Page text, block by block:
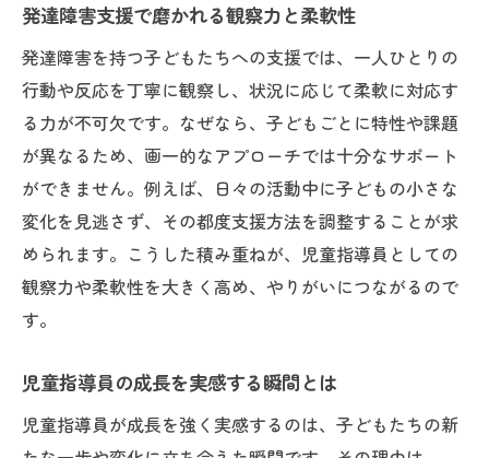
やりがいを感じる瞬間とその裏側にある努
力
放課後等デイサービスでの小さな達成感の
積み重ね
発達障害支援で見える子どもの成長の軌跡
児童指導員ならではのやりがいと魅力の発
見
子ども一人ひとりと向き合う毎日の喜び
がい
放課後等デイサービスで出会う感動の瞬間
発達障害支援で磨かれる観察力と柔軟性
発達障害を持つ子どもたちへの支援では、一人ひとりの
行動や反応を丁寧に観察し、状況に応じて柔軟に対応す
る力が不可欠です。なぜなら、子どもごとに特性や課題
が異なるため、画一的なアプローチでは十分なサポート
ができません。例えば、日々の活動中に子どもの小さな
変化を見逃さず、その都度支援方法を調整することが求
められます。こうした積み重ねが、児童指導員としての
観察力や柔軟性を大きく高め、やりがいにつながるので
す。
児童指導員の成長を実感する瞬間とは
児童指導員が成長を強く実感するのは、子どもたちの新